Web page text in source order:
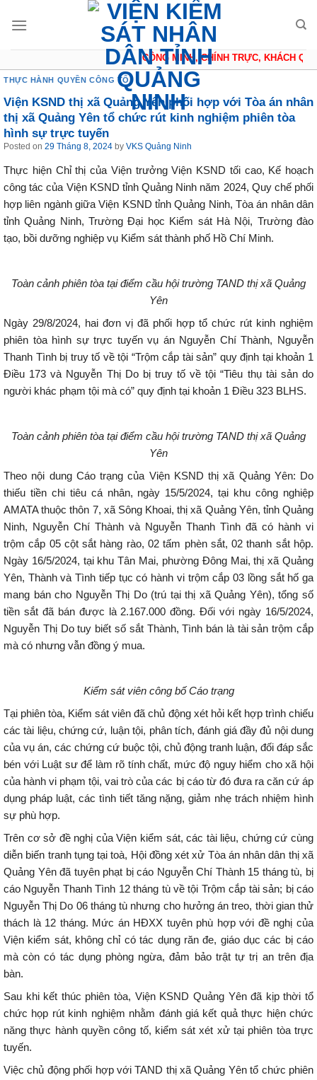
CÔNG MINH, CHÍNH TRỰC, KHÁCH
THỰC HÀNH QUYỀN CÔNG TỐ
Viện KSND thị xã Quảng Yên phối hợp với Tòa án nhân
thị xã Quảng Yên tổ chức rút kinh nghiệm phiên tòa
hình sự trực tuyến
Posted on 29 Tháng 8, 2024 by VKS Quảng Ninh
Thực hiện Chỉ thị của Viện trưởng Viện KSND tối cao, Kế hoạch
công tác của Viện KSND tỉnh Quảng Ninh năm 2024, Quy chế phối
hợp liên ngành giữa Viện KSND tỉnh Quảng Ninh, Tòa án nhân dân
tỉnh Quảng Ninh, Trường Đại học Kiểm sát Hà Nội, Trường đào
tạo, bồi dưỡng nghiệp vụ Kiểm sát thành phố Hồ Chí Minh.
Toàn cảnh phiên tòa tại điểm cầu hội trường TAND thị xã Quảng
Yên
Ngày 29/8/2024, hai đơn vị đã phối hợp tổ chức rút kinh nghiệm
phiên tòa hình sự trực tuyến vụ án Nguyễn Chí Thành, Nguyễn
Thanh Tình bị truy tố về tội “Trộm cắp tài sản” quy định tại khoản 1
Điều 173 và Nguyễn Thị Do bị truy tố về tội “Tiêu thụ tài sản do
người khác phạm tội mà có” quy định tại khoản 1 Điều 323 BLHS.
Toàn cảnh phiên tòa tại điểm cầu hội trường TAND thị xã Quảng
Yên
Theo nội dung Cáo trạng của Viện KSND thị xã Quảng Yên: Do
thiếu tiền chi tiêu cá nhân, ngày 15/5/2024, tại khu công nghiệp
AMATA thuộc thôn 7, xã Sông Khoai, thị xã Quảng Yên, tỉnh Quảng
Ninh, Nguyễn Chí Thành và Nguyễn Thanh Tình đã có hành vi
trộm cắp 05 cột sắt hàng rào, 02 tấm phèn sắt, 02 thanh sắt hộp.
Ngày 16/5/2024, tại khu Tân Mai, phường Đông Mai, thị xã Quảng
Yên, Thành và Tình tiếp tục có hành vi trộm cắp 03 lồng sắt hố ga
mang bán cho Nguyễn Thị Do (trú tại thị xã Quảng Yên), tổng số
tiền sắt đã bán được là 2.167.000 đồng. Đối với ngày 16/5/2024,
Nguyễn Thị Do tuy biết số sắt Thành, Tình bán là tài sản trộm cắp
mà có nhưng vẫn đồng ý mua.
Kiểm sát viên công bố Cáo trạng
Tại phiên tòa, Kiểm sát viên đã chủ động xét hỏi kết hợp trình chiếu
các tài liệu, chứng cứ, luận tội, phân tích, đánh giá đầy đủ nội dung
của vụ án, các chứng cứ buộc tội, chủ động tranh luận, đối đáp sắc
bén với Luật sư để làm rõ tính chất, mức độ nguy hiểm cho xã hội
của hành vi phạm tội, vai trò của các bị cáo từ đó đưa ra căn cứ áp
dụng pháp luật, các tình tiết tăng nặng, giảm nhẹ trách nhiệm hình
sự phù hợp.
Trên cơ sở đề nghị của Viện kiểm sát, các tài liệu, chứng cứ cùng
diễn biến tranh tụng tại toà, Hội đồng xét xử Tòa án nhân dân thị xã
Quảng Yên đã tuyên phạt bị cáo Nguyễn Chí Thành 15 tháng tù, bị
cáo Nguyễn Thanh Tình 12 tháng tù về tội Trộm cắp tài sản; bị cáo
Nguyễn Thị Do 06 tháng tù nhưng cho hưởng án treo, thời gian thử
thách là 12 tháng. Mức án HĐXX tuyên phù hợp với đề nghị của
Viện kiểm sát, không chỉ có tác dụng răn đe, giáo dục các bị cáo
mà còn có tác dụng phòng ngừa, đảm bảo trật tự trị an trên địa
bàn.
Sau khi kết thúc phiên tòa, Viện KSND Quảng Yên đã kịp thời tổ
chức họp rút kinh nghiệm nhằm đánh giá kết quả thực hiện chức
năng thực hành quyền công tố, kiểm sát xét xử tại phiên tòa trực
tuyến.
Việc chủ động phối hợp với TAND thị xã Quảng Yên tổ chức phiên